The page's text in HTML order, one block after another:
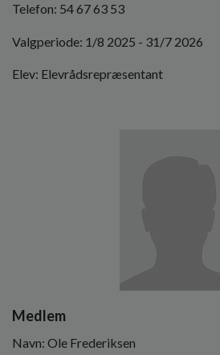
Telefon: 54 67 63 53
Valgperiode: 1/8 2025 - 31/7 2026
Elev: Elevrådsrepræsentant
Medlem
Navn: Ole Frederiksen